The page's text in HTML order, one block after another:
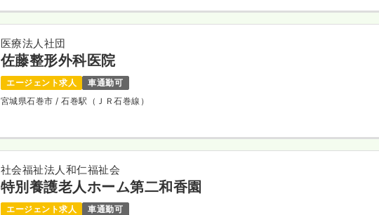
医療法人社団
佐藤整形外科医院
エージェント求人
車通勤可
宮城県石巻市/ 石巻駅（ＪＲ石巻線）
社会福祉法人和仁福祉会
特別養護老人ホーム第二和香園
エージェント求人
車通勤可